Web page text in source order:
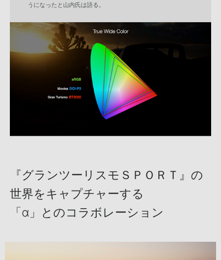
うになったと山内氏は語る。
『グランツーリスモＳＰＯＲＴ』の
世界をキャプチャーする
「α」とのコラボレーション